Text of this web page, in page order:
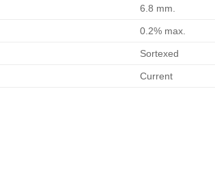
6.8 mm.
0.2% max.
Sortexed
Current